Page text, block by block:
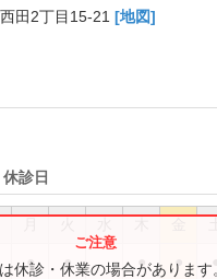
田2丁目15-21 [地図]
診日
● ● ● ●
休診・休業の場合があります